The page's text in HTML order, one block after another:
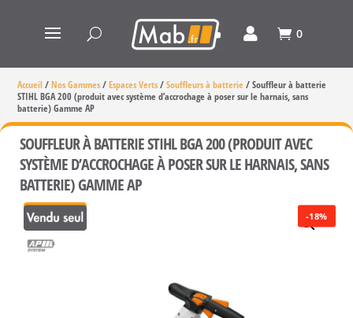
0
Accueil/Nos Gammes/Espaces Verts/Souffleurs à batterie /Souffleur à batterie
STIHL BGA 200 (produit avec système d’accrochage à poser sur le harnais, sans
batterie) Gamme AP
SOUFFLEUR À BATTERIE STIHL BGA 200 (PRODUIT AVEC
SYSTÈME D’ACCROCHAGE À POSER SUR LE HARNAIS, SANS
BATTERIE) GAMME AP
-18%